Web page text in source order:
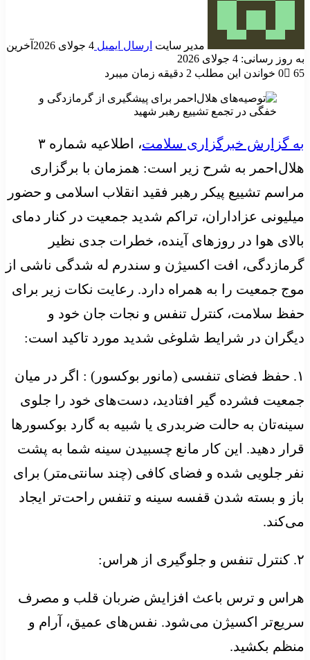
مدیر سایت ارسال ایمیل 4 جولای 2026
آخرین
به روز رسانی: 4 جولای 2026
0
65 خواندن این مطلب 2 دقیقه زمان میبرد
به گزارش خبرگزاری سلامت
، اطلاعیه شماره ۳
هلال‌احمر به شرح زیر است: همزمان با برگزاری
مراسم تشییع پیکر رهبر فقید انقلاب اسلامی و حضور
میلیونی عزاداران، تراکم شدید جمعیت در کنار دمای
بالای هوا در روزهای آینده، خطرات جدی نظیر
گرمازدگی، افت اکسیژن و سندرم له شدگی ناشی از
موج جمعیت را به همراه دارد. رعایت نکات زیر برای
حفظ سلامت، کنترل تنفس و نجات جان خود و
دیگران در شرایط شلوغی شدید مورد تاکید است:
۱. حفظ فضای تنفسی (مانور بوکسور) : اگر در میان
جمعیت فشرده گیر افتادید، دست‌های خود را جلوی
سینه‌تان به حالت ضربدری یا شبیه به گارد بوکسورها
قرار دهید. این کار مانع چسبیدن سینه شما به پشت
نفر جلویی شده و فضای کافی (چند سانتی‌متر) برای
باز و بسته شدن قفسه سینه و تنفس راحت‌تر ایجاد
می‌کند.
۲. کنترل تنفس و جلوگیری از هراس:
هراس و ترس باعث افزایش ضربان قلب و مصرف
سریع‌تر اکسیژن می‌شود. نفس‌های عمیق، آرام و
منظم بکشید.